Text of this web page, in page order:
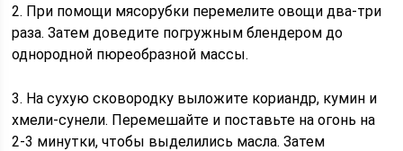
2. При помощи мясорубки перемелите овощи два-три
раза. Затем доведите погружным блендером до
однородной пюреобразной массы.
3. На сухую сковородку выложите кориандр, кумин и
хмели-сунели. Перемешайте и поставьте на огонь на
2-3 минутки, чтобы выделились масла. Затем